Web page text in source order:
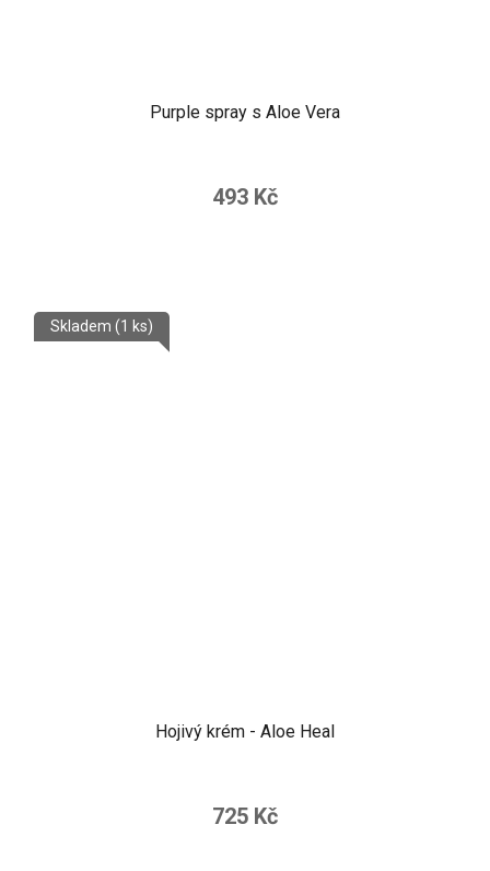
Purple spray s Aloe Vera
493 Kč
Hojivý krém - Aloe Heal
Skladem (1 ks)
725 Kč